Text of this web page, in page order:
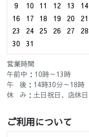
9
10 11 12 13 14
16
17 18 19 20 21
23
24 25 26 27 28
30
31
営業時間
午前中：10時～13時
午 後：14時30分～18時
休 み：土日祝日、店休日
ご利用について